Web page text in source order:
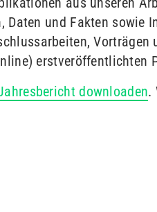
und Fakten sowie
Vorträgen
erstveröffentlichten
downloaden.